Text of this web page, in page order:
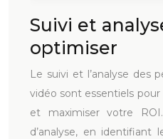
Suivi et
optimiser
Le suivi et l’analyse des
vidéo sont essentiels
et maximiser votre
d’analyse, en identifiant